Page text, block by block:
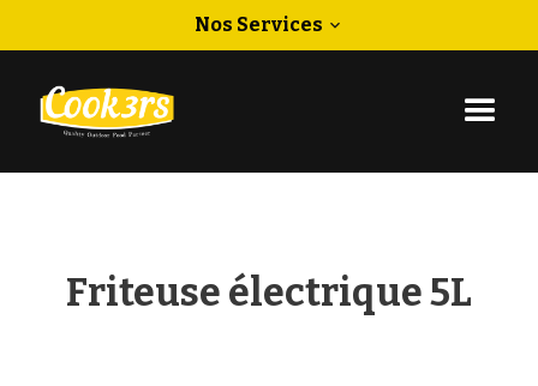
Nos Services expand_more
Friteuse électrique 5L